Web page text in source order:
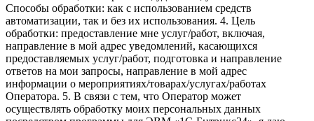
Способы обработки: как с использованием средств
автоматизации, так и без их использования. 4. Цель
обработки: предоставление мне услуг/работ, включая,
направление в мой адрес уведомлений, касающихся
предоставляемых услуг/работ, подготовка и направление
ответов на мои запросы, направление в мой адрес
информации о мероприятиях/товарах/услугах/работах
Оператора. 5. В связи с тем, что Оператор может
осуществлять обработку моих персональных данных